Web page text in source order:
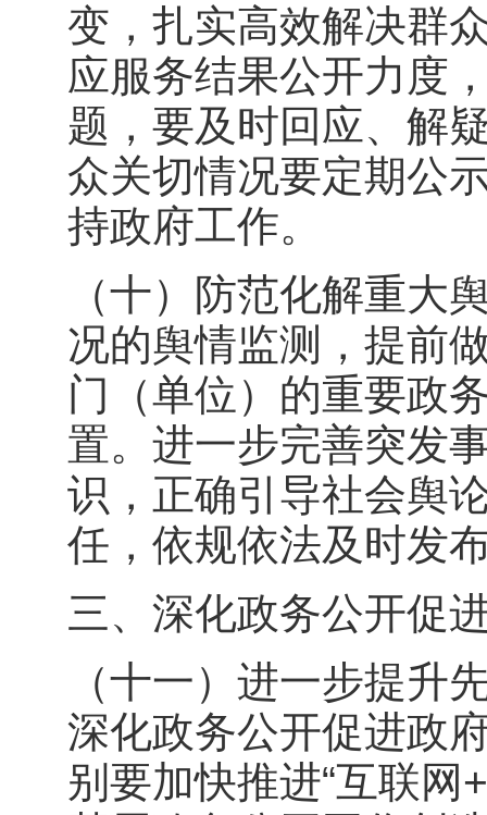
变，扎实高效解决群
应服务结果公开力度
题，要及时回应、解
众关切情况要定期公
持政府工作。
（十）防范化解重大
况的舆情监测，提前
门（单位）的重要政
置。进一步完善突发
识，正确引导社会舆
任，依规依法及时发
三、深化政务公开促
（十一）进一步提升
深化政务公开促进政
别要加快推进“互联网